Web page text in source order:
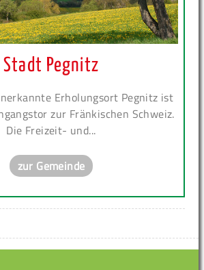
Stadt Pegnitz
Erholungsort Pegnitz ist
zur Fränkischen Schweiz.
Die Freizeit- und...
zur Gemeinde